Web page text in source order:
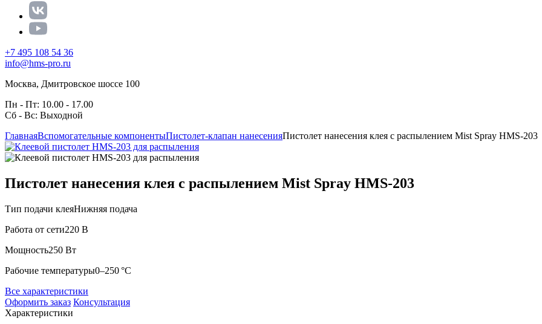
+7 495 108 54 36
info@hms-pro.ru
Москва, Дмитровское шоссе 100
Пн - Пт: 10.00 - 17.00
Сб - Вс: Выходной
ГлавнаяВспомогательные компонентыПистолет-клапан нанесенияПистолет нанесения клея с распылением Mist Spray HMS-203
Пистолет нанесения клея с распылением Mist Spray HMS-203
Тип подачи клеяНижняя подача
Работа от сети220 В
Мощность250 Вт
Рабочие температуры0–250 °C
Все характеристики
Оформить заказ Консультация
Характеристики